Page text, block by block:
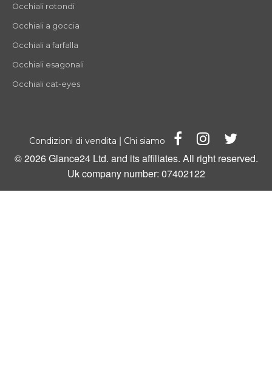
Occhiali rotondi
Occhiali a goccia
Occhiali a farfalla
Occhiali esagonali
Occhiali cat-eyes
Condizioni di vendita | Chi siamo
© 2026 Glance24 Ltd. and its affiliates. All right reserved.
Uk company number: 07402122